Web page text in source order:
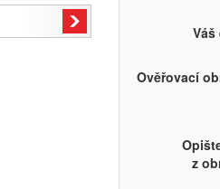
Váš
Ověřovací
z